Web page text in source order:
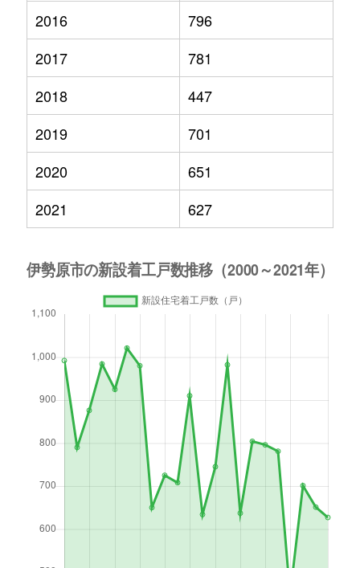
2016
796
2017
781
2018
447
2019
701
2020
651
2021
627